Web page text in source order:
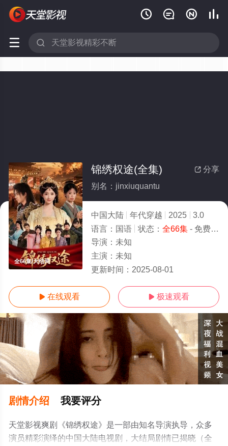
   
 
全66集/大结局
 分享
锦绣权途(全集)
别名：jinxiuquantu
中国大陆 年代穿越 2025
3.0
语言： 国语 状态： 全66集- 免费在线观看
导演： 未知
主演： 未知
更新时间： 2025-08-01
 在线观看  极速观看
剧情介绍 我要评分
天堂影视爽剧《锦绣权途》是一部由知名导演执导，众多
演员精彩演绎的中国大陆电视剧，大结局剧情已揭晓（全